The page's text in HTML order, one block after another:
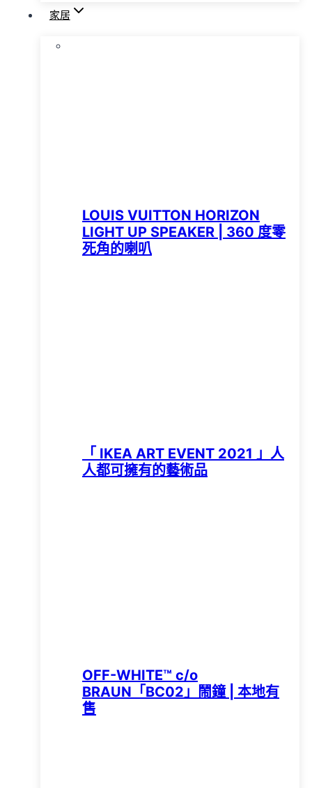
家居
LOUIS VUITTON HORIZON
LIGHT UP SPEAKER | 360 度零
死角的喇叭
「 IKEA ART EVENT 2021 」人
人都可擁有的藝術品
OFF-WHITE™ c/o
BRAUN「BC02」鬧鐘 | 本地有
售